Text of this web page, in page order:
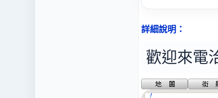
詳細說明：
歡迎來電